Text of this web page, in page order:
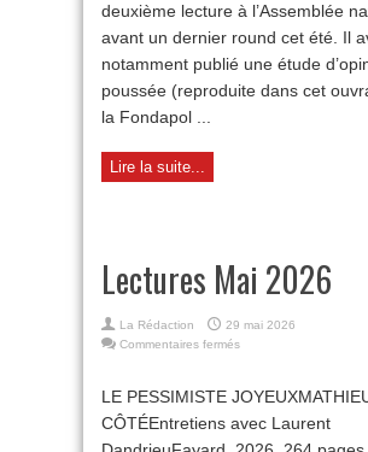
deuxième lecture à l’Assemblée
avant un dernier round cet été. Il
notamment publié une étude
poussée (reproduite dans cet
la Fondapol ...
Lire la suite...
Lectures Mai 2026
La Rédaction
29 mai 2026
Commentaires ferméssur
2026
LE PESSIMISTE
CÔTÉEntretiens avec Laurent